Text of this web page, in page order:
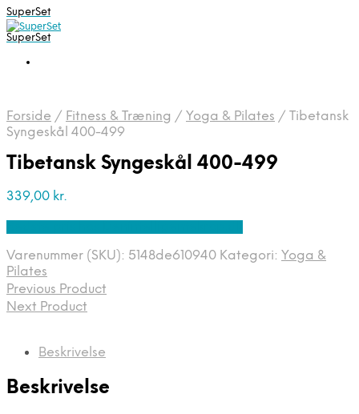
SuperSet
SuperSet
Forside / Fitness & Træning / Yoga & Pilates / Tibetansk
Syngeskål 400-499
Tibetansk Syngeskål 400-499
339,00 kr.
Varenummer (SKU): 5148de610940 Kategori: Yoga &
Pilates
Previous Product
Next Product
Beskrivelse
Beskrivelse